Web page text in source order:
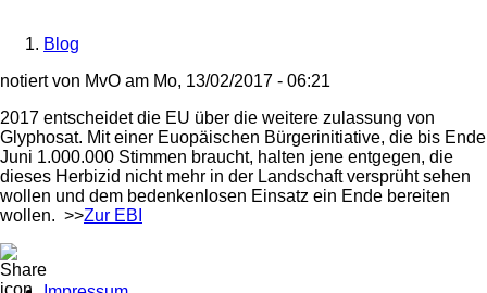
Breadcrumb
Blog
notiert von MvO am Mo, 13/02/2017 - 06:21
2017 entscheidet die EU über die weitere zulassung von
Glyphosat. Mit einer Euopäischen Bürgerinitiative, die bis Ende
Juni 1.000.000 Stimmen braucht, halten jene entgegen, die
dieses Herbizid nicht mehr in der Landschaft versprüht sehen
wollen und dem bedenkenlosen Einsatz ein Ende bereiten
wollen. >>Zur EBI